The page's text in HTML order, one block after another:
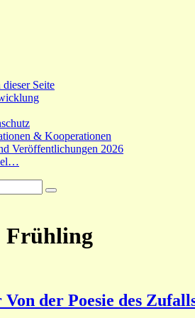
Seite
& Kooperationen
Veröffentlichungen 2026
Frühling
der Poesie des